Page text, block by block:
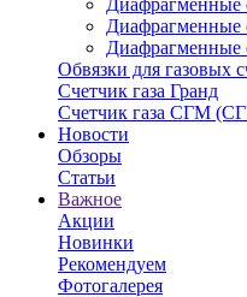
Диафрагменные
Диафрагменные
Обвязки для газовых
Счетчик газа Гранд
Счетчик газа СГМ
Новости
Обзоры
Статьи
Важное
Акции
Новинки
Рекомендуем
Фотогалерея